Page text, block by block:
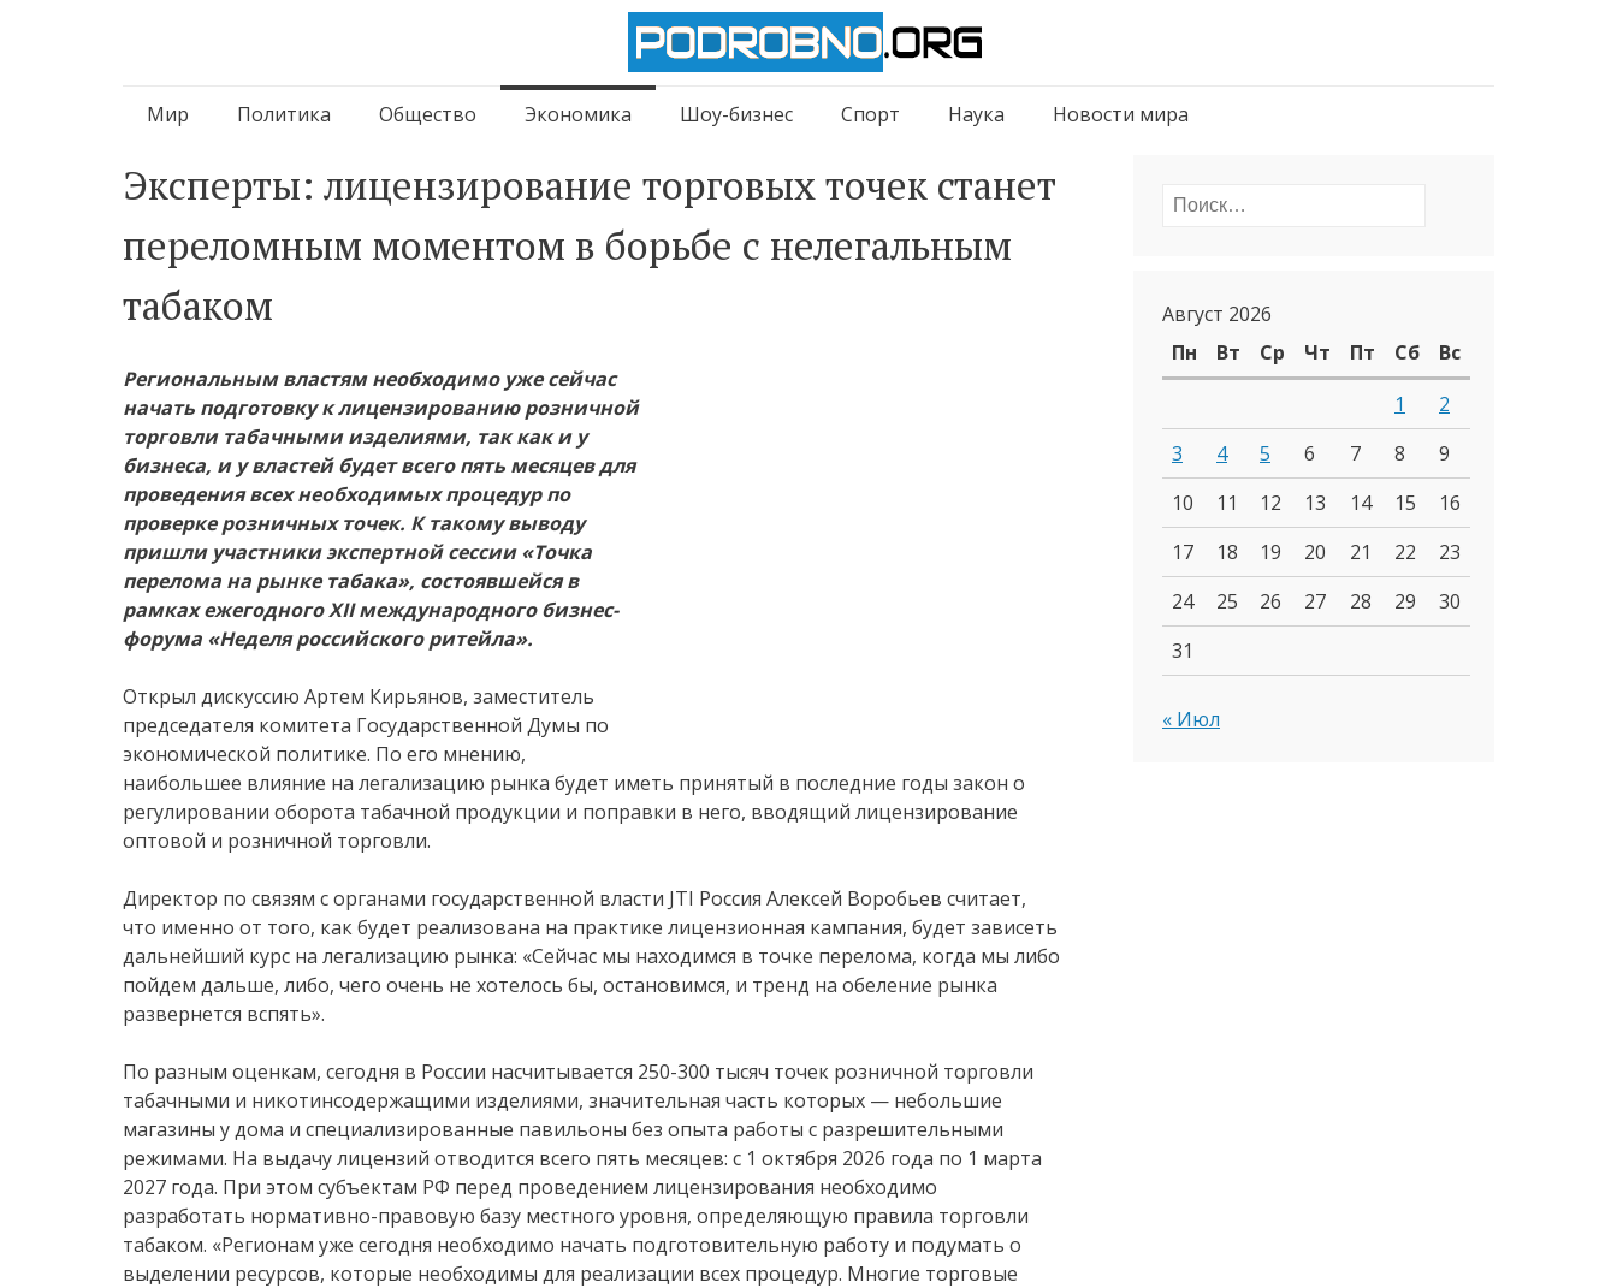
Перейти
содержимому
Мир Политика Общество Экономика Шоу-бизнес Спорт Наука Новости мира
Эксперты: лицензирование торговых точек станет
переломным моментом в борьбе с нелегальным
табаком
Региональным властям необходимо уже сейчас
начать подготовку к лицензированию розничной
торговли табачными изделиями, так как и у
бизнеса, и у властей будет всего пять месяцев для
проведения всех необходимых процедур по
проверке розничных точек. К такому выводу
пришли участники экспертной сессии «Точка
перелома на рынке табака», состоявшейся в
рамках ежегодногоXIIмеждународного бизнес-
форума «Неделя российского ритейла».
Открыл дискуссию Артем Кирьянов, заместитель
председателя комитета Государственной Думы по
экономической политике. По его мнению,
наибольшее влияние на легализацию рынка будет иметь принятый в последние годы закон о
регулировании оборота табачной продукции и поправки в него, вводящий лицензирование
оптовой и розничной торговли.
Директор по связям с органами государственной власти JTI Россия Алексей Воробьев считает,
что именно от того, как будет реализована на практике лицензионная кампания, будет зависеть
дальнейший курс на легализацию рынка: «Сейчас мы находимся в точке перелома, когда мы либо
пойдем дальше, либо, чего очень не хотелось бы, остановимся, и тренд на обеление рынка
развернется вспять».
По разным оценкам, сегодня в России насчитывается 250-300 тысяч точек розничной торговли
табачными и никотинсодержащими изделиями, значительная часть которых — небольшие
магазины у дома и специализированные павильоны без опыта работы с разрешительными
режимами. На выдачу лицензий отводится всего пять месяцев: с 1 октября 2026 года по 1 марта
2027 года. При этом субъектам РФ перед проведением лицензирования необходимо
разработать нормативно-правовую базу местного уровня, определяющую правила торговли
табаком. «Регионам уже сегодня необходимо начать подготовительную работу и подумать о
выделении ресурсов, которые необходимы для реализации всех процедур. Многие торговые
Найти:
Август 2026
Пн
Вт Ср Чт Пт Сб
Вс
1
2
3
4 5 6 7 8
9
10
11 12 13 14 15
16
17
18 19 20 21 22
23
24
25 26 27 28 29
30
31
« Июл